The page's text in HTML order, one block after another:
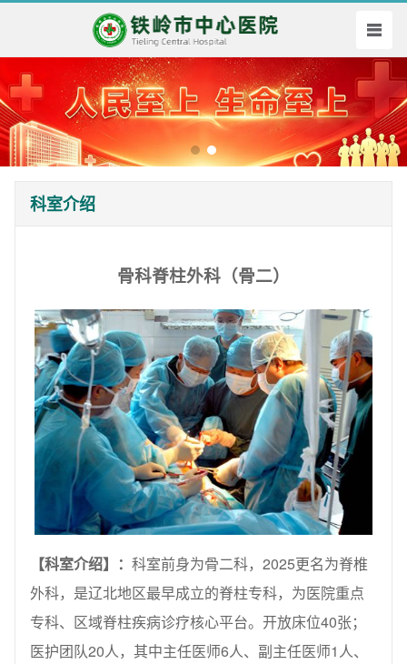
科室介绍
骨科脊柱外科（骨二）
【科室介绍】： 科室前身为骨二科，2025更名为脊椎
外科，是辽北地区最早成立的脊柱专科，为医院重点
专科、区域脊柱疾病诊疗核心平台。开放床位40张；
医护团队20人，其中主任医师6人、副主任医师1人、